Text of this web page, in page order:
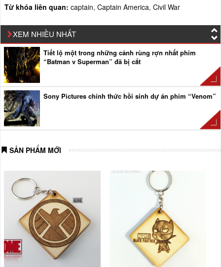
Từ khóa liên quan: captain, Captain America, Civil War
XEM NHIỀU NHẤT
Tiết lộ một trong những cảnh rùng rợn nhất phim
“Batman v Superman” đã bị cắt
Sony Pictures chính thức hồi sinh dự án phim “Venom”
ai?
Cận cảnh đại chiến giữa The Winter Soldier và Iron man
trong “Captain America: Civil War”
SẢN PHẨM MỚI